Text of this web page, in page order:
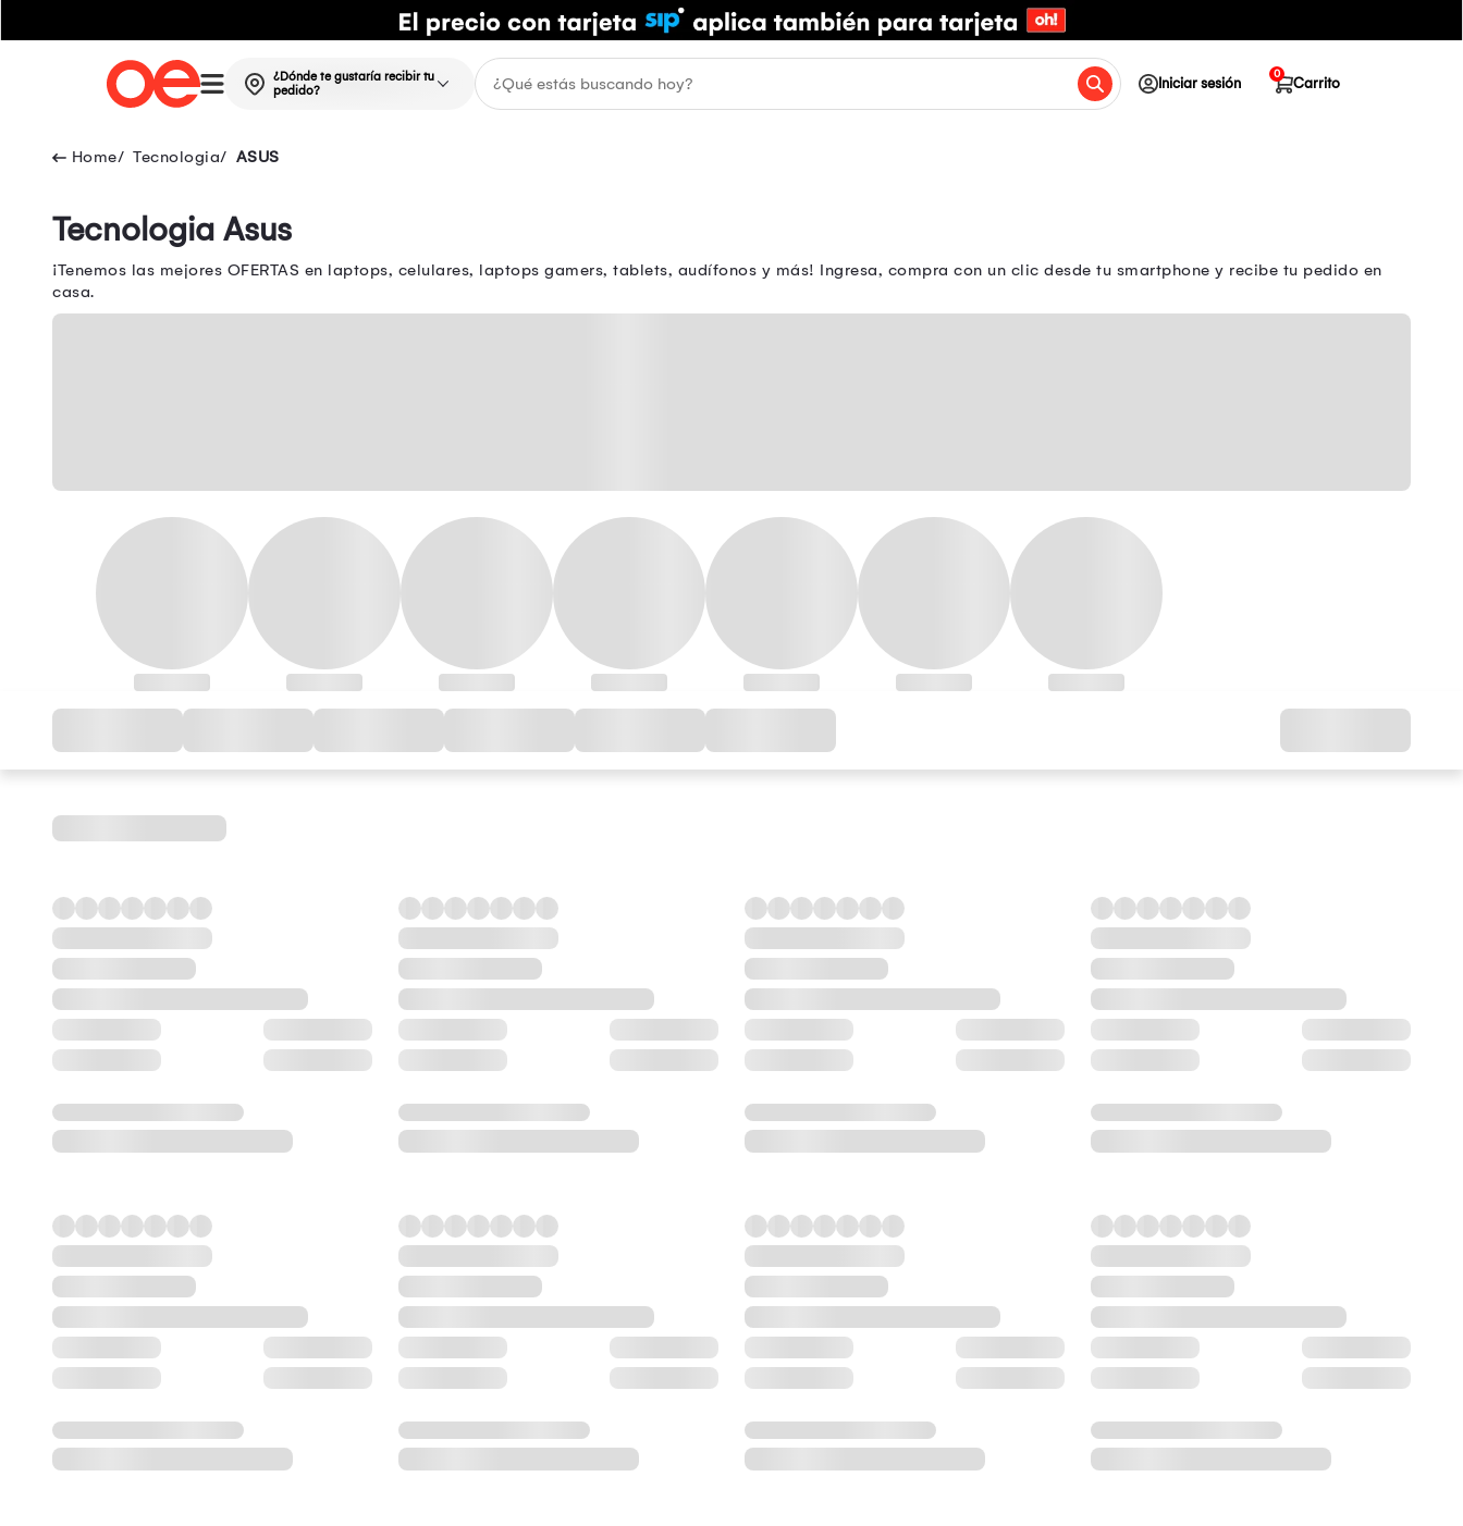
¿Dónde te gustaría recibir tu
pedido?
Iniciar sesión Carrito
0
Tecnologia ASUS
Tecnologia Asus
¡Tenemos las mejores OFERTAS en laptops, celulares, laptops gamers, tablets, audífonos y más! Ingresa, compra con un clic desde tu smartphone y recibe tu pedido en
casa.